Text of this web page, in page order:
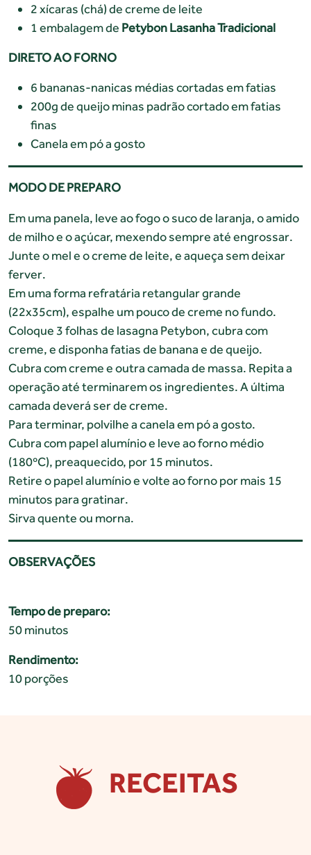
2 xícaras (chá) de creme de leite
1 embalagem de Petybon Lasanha Tradicional
DIRETO AO FORNO
6 bananas-nanicas médias cortadas em fatias
200g de queijo minas padrão cortado em fatias
finas
Canela em pó a gosto
MODO DE PREPARO
Em uma panela, leve ao fogo o suco de laranja, o amido
de milho e o açúcar, mexendo sempre até engrossar.
Junte o mel e o creme de leite, e aqueça sem deixar
ferver.
Em uma forma refratária retangular grande
(22x35cm), espalhe um pouco de creme no fundo.
Coloque 3 folhas de lasagna Petybon, cubra com
creme, e disponha fatias de banana e de queijo.
Cubra com creme e outra camada de massa. Repita a
operação até terminarem os ingredientes. A última
camada deverá ser de creme.
Para terminar, polvilhe a canela em pó a gosto.
Cubra com papel alumínio e leve ao forno médio
(180ºC), preaquecido, por 15 minutos.
Retire o papel alumínio e volte ao forno por mais 15
minutos para gratinar.
Sirva quente ou morna.
OBSERVAÇÕES
Tempo de preparo:
50 minutos
Rendimento:
10 porções
RECEITAS